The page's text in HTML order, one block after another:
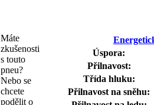
Úspora:
Přilnavost:
Třída hluku:
Přilnavost na sněhu:
Máte
zkušenosti
s touto
pneu?
Nebo se
chcete
podělit o